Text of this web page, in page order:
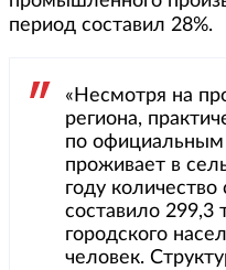
период составил 28%.
«Несмотря на
региона,
по официальным
проживает в
году количество
составило 299,3
городского
человек.